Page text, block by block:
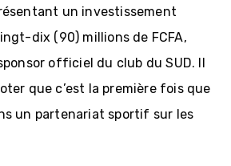
un investissement
dix (90) millions de FCFA,
officiel du club du SUD. Il
que c’est la première fois que
un partenariat sportif sur les